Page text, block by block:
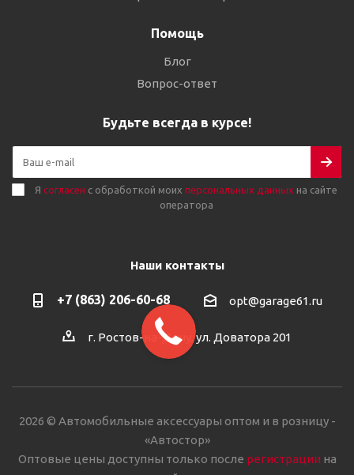
Помощь
Блог
Вопрос-ответ
Будьте всегда в курсе!
Я согласен с обработкой моих персональных данных на сайте
оператора
Наши контакты
+7 (863) 206-60-68 opt@garage61.ru
г. Ростов-на-Дону, ул. Доватора 201
2026 © Автомобильные аксессуары оптом и в розницу -
«Автостор»
Оптовые цены доступны только после регистрации на